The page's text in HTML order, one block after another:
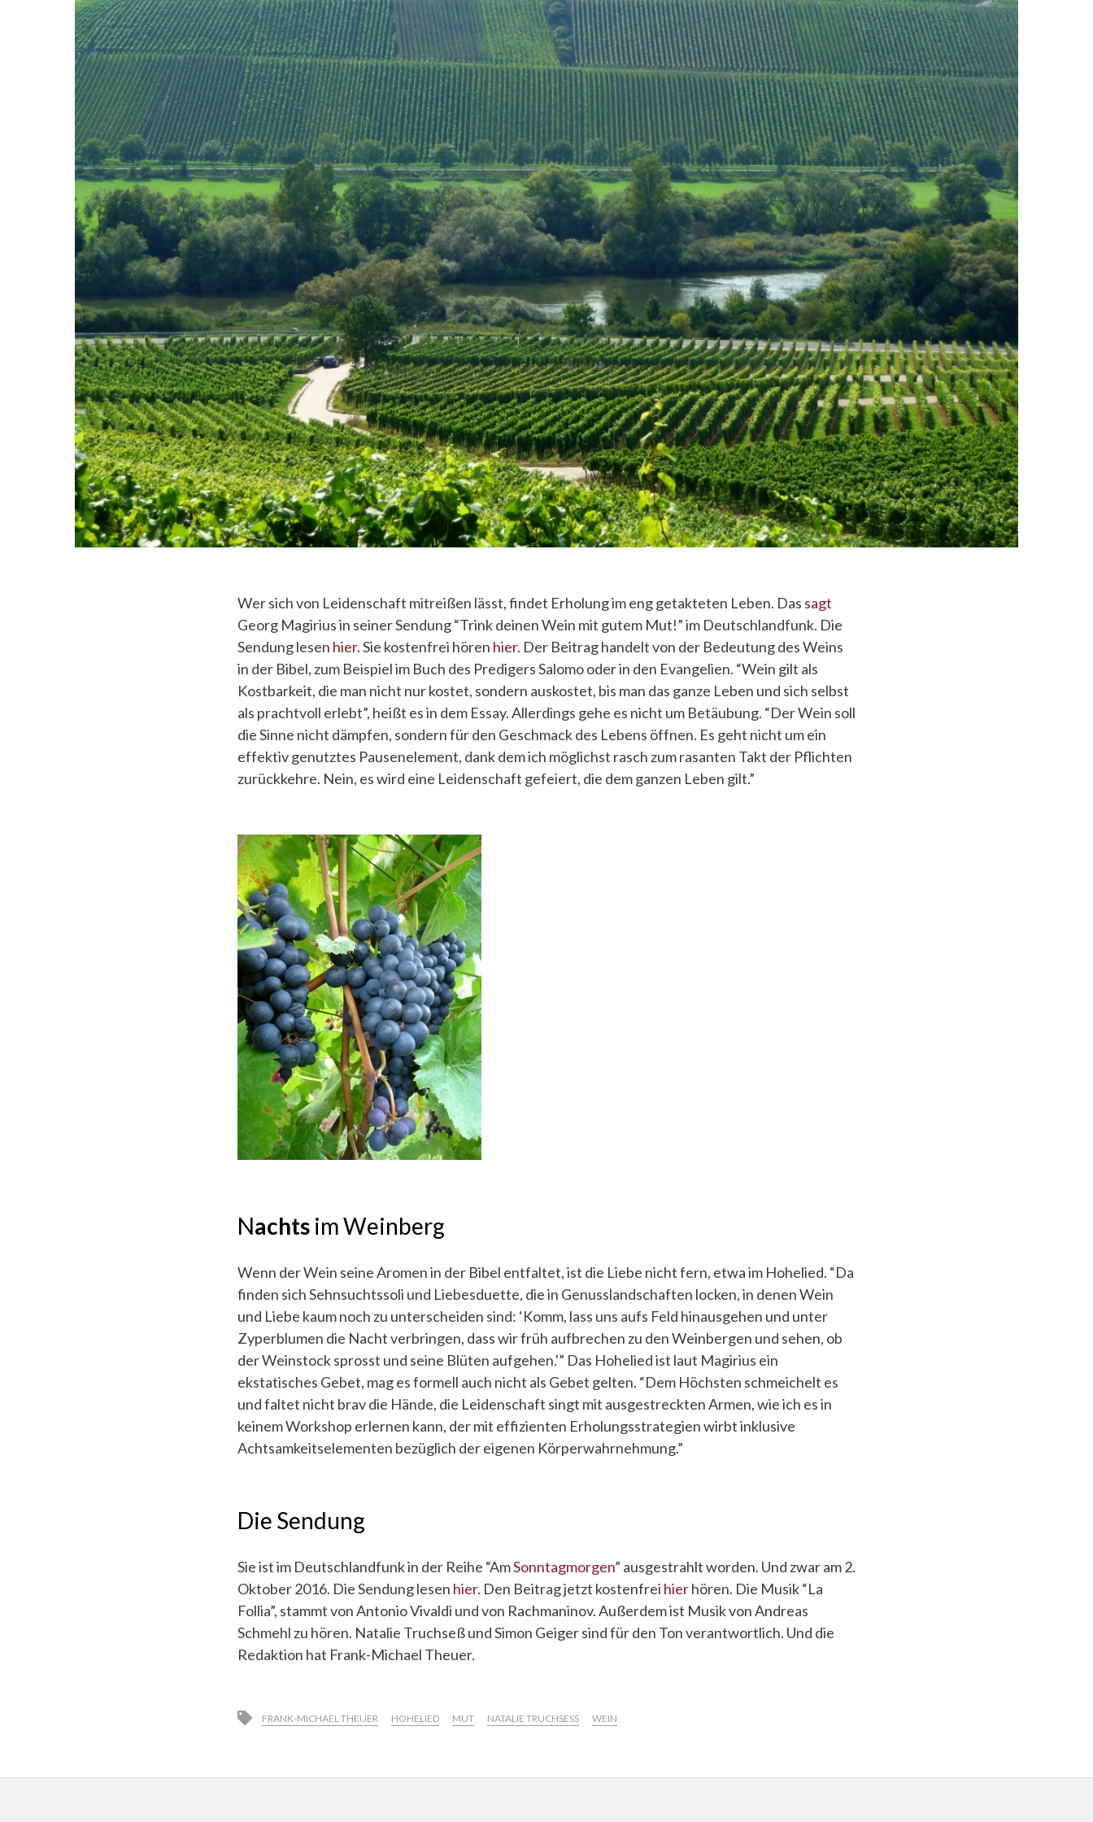
Wer sich von Leidenschaft mitreißen lässt, findet Erholung im eng getakteten Leben. Das sagt
Georg Magirius in seiner Sendung “Trink deinen Wein mit gutem Mut!” im Deutschlandfunk. Die
Sendung lesen hier. Sie kostenfrei hören hier. Der Beitrag handelt von der Bedeutung des Weins
in der Bibel, zum Beispiel im Buch des Predigers Salomo oder in den Evangelien. “Wein gilt als
Kostbarkeit, die man nicht nur kostet, sondern auskostet, bis man das ganze Leben und sich selbst
als prachtvoll erlebt”, heißt es in dem Essay. Allerdings gehe es nicht um Betäubung. “Der Wein soll
die Sinne nicht dämpfen, sondern für den Geschmack des Lebens öffnen. Es geht nicht um ein
effektiv genutztes Pausenelement, dank dem ich möglichst rasch zum rasanten Takt der Pflichten
zurückkehre. Nein, es wird eine Leidenschaft gefeiert, die dem ganzen Leben gilt.”
Nachts im Weinberg
Wenn der Wein seine Aromen in der Bibel entfaltet, ist die Liebe nicht fern, etwa im Hohelied. “Da
finden sich Sehnsuchtssoli und Liebesduette, die in Genusslandschaften locken, in denen Wein
und Liebe kaum noch zu unterscheiden sind: ‘Komm, lass uns aufs Feld hinausgehen und unter
Zyperblumen die Nacht verbringen, dass wir früh aufbrechen zu den Weinbergen und sehen, ob
der Weinstock sprosst und seine Blüten aufgehen.'” Das Hohelied ist laut Magirius ein
ekstatisches Gebet, mag es formell auch nicht als Gebet gelten. “Dem Höchsten schmeichelt es
und faltet nicht brav die Hände, die Leidenschaft singt mit ausgestreckten Armen, wie ich es in
keinem Workshop erlernen kann, der mit effizienten Erholungsstrategien wirbt inklusive
Achtsamkeitselementen bezüglich der eigenen Körperwahrnehmung.”
Die Sendung
Sie ist im Deutschlandfunk in der Reihe “AmSonntagmorgen” ausgestrahlt worden. Und zwar am 2.
Oktober 2016. Die Sendung lesen hier. Den Beitrag jetzt kostenfrei hierhören. Die Musik “La
Follia”, stammt von Antonio Vivaldi und von Rachmaninov. Außerdem ist Musik von Andreas
Schmehl zu hören. Natalie Truchseß und Simon Geiger sind für den Ton verantwortlich. Und die
Redaktion hat Frank-Michael Theuer.
FRANK-MICHAEL THEUER HOHELIED MUT NATALIE TRUCHSESS WEIN